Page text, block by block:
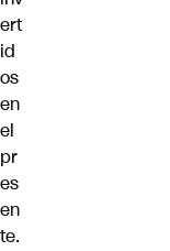
ert
id
os
en
el
pr
es
en
te.